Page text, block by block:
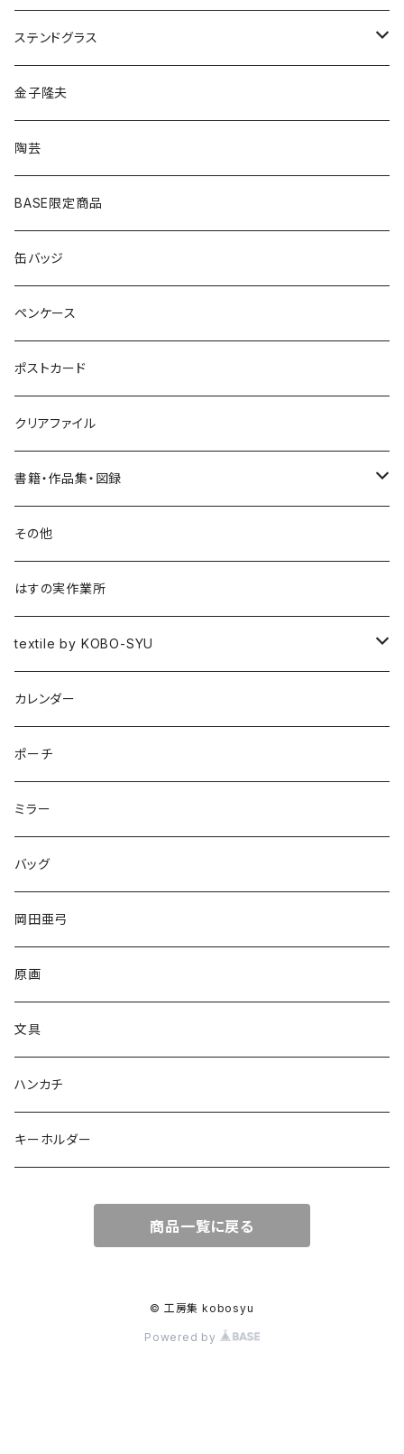
ゴールド
シルバー
ピアス
ゴールド
シルバー
ネックレス
ピアス
イヤリング
ヘアゴム
ポニーフック
ブローチ
ステンドグラス
アクセサリー
イヤリング
ピアス
雑貨・小物
金子隆夫
陶芸
BASE限定商品
缶バッジ
ペンケース
ポストカード
クリアファイル
書籍・作品集・図録
書籍
作品集
図録
その他
はすの実作業所
textile by KOBO-SYU
HISASHI IGARASHI
カレンダー
ポーチ
ミラー
バッグ
岡田亜弓
原画
文具
ハンカチ
キーホルダー
商品一覧に戻る
© 工房集 kobosyu
Powered by